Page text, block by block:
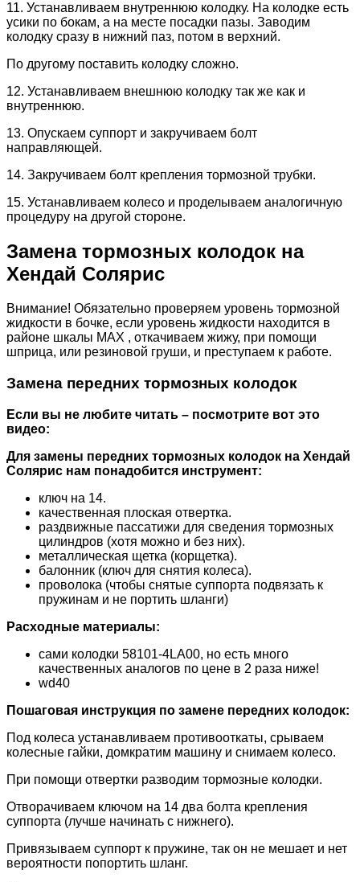
11. Устанавливаем внутреннюю колодку. На колодке есть
усики по бокам, а на месте посадки пазы. Заводим
колодку сразу в нижний паз, потом в верхний.
По другому поставить колодку сложно.
12. Устанавливаем внешнюю колодку так же как и
внутреннюю.
13. Опускаем суппорт и закручиваем болт
направляющей.
14. Закручиваем болт крепления тормозной трубки.
15. Устанавливаем колесо и проделываем аналогичную
процедуру на другой стороне.
Замена тормозных колодок на
Хендай Солярис
Внимание! Обязательно проверяем уровень тормозной
жидкости в бочке, если уровень жидкости находится в
районе шкалы MAX , откачиваем жижу, при помощи
шприца, или резиновой груши, и преступаем к работе.
Замена передних тормозных колодок
Если вы не любите читать – посмотрите вот это
видео:
Для замены передних тормозных колодок на Хендай
Солярис нам понадобится инструмент:
ключ на 14.
качественная плоская отвертка.
раздвижные пассатижи для сведения тормозных
цилиндров (хотя можно и без них).
металлическая щетка (корщетка).
балонник (ключ для снятия колеса).
проволока (чтобы снятые суппорта подвязать к
пружинам и не портить шланги)
Расходные материалы:
сами колодки 58101-4LA00, но есть много
качественных аналогов по цене в 2 раза ниже!
wd40
Пошаговая инструкция по замене передних колодок:
Под колеса устанавливаем противооткаты, срываем
колесные гайки, домкратим машину и снимаем колесо.
При помощи отвертки разводим тормозные колодки.
Отворачиваем ключом на 14 два болта крепления
суппорта (лучше начинать с нижнего).
Привязываем суппорт к пружине, так он не мешает и нет
вероятности попортить шланг.